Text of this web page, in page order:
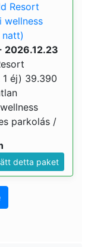
Resort
wellness
natt)
2026.12.23
éj) 39.390
parkolás /
detta paket